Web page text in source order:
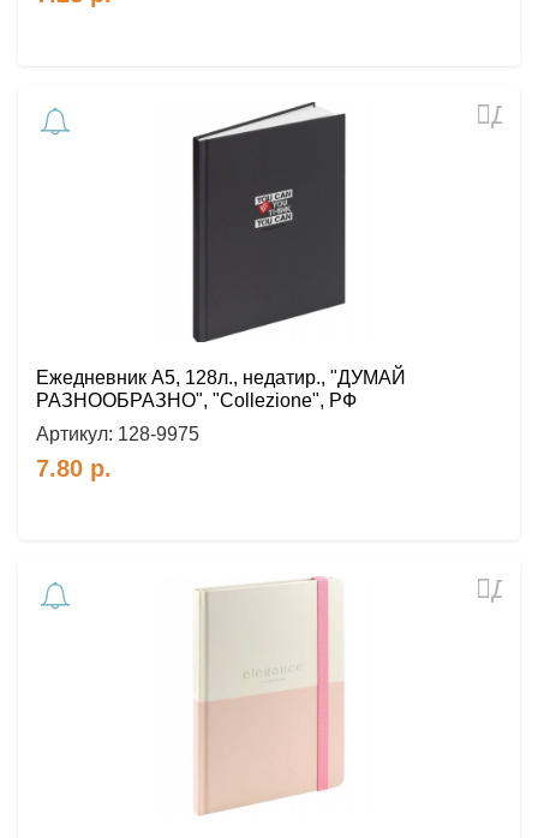
Ежедневник А5, 128л., недатир., "ДУМАЙ
РАЗНООБРАЗНО", "Collezione", РФ
Артикул: 128-9975
7.80 р.